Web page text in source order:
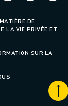
DE
LA VIE PRIVÉE ET
SUR LA